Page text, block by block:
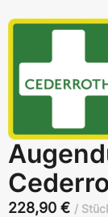
228,90 €